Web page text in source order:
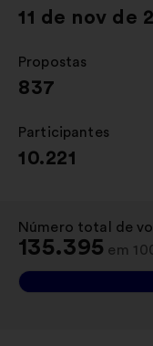
11 de nov de
Propostas
:
837
Participantes
:
10.221
Número total de
:
135.395 em